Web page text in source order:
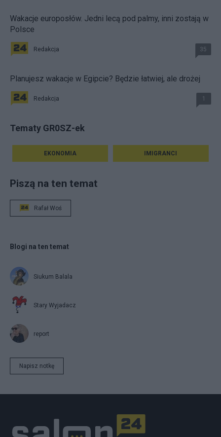
Wakacje europosłów. Jedni lecą pod palmy, inni zostają w
Polsce
Redakcja 35
Planujesz wakacje w Egipcie? Będzie łatwiej, ale drożej
Redakcja 1
Tematy GR0SZ-ek
EKONOMIA IMIGRANCI
Piszą na ten temat
Rafał Woś
Blogi na ten temat
Siukum Balala
Stary Wyjadacz
report
Napisz notkę